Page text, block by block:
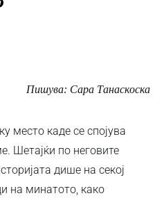
Пишува: Сара Танаскоска
место каде се спојува
Шетајќи по неговите
дише на секој
на минатото, како